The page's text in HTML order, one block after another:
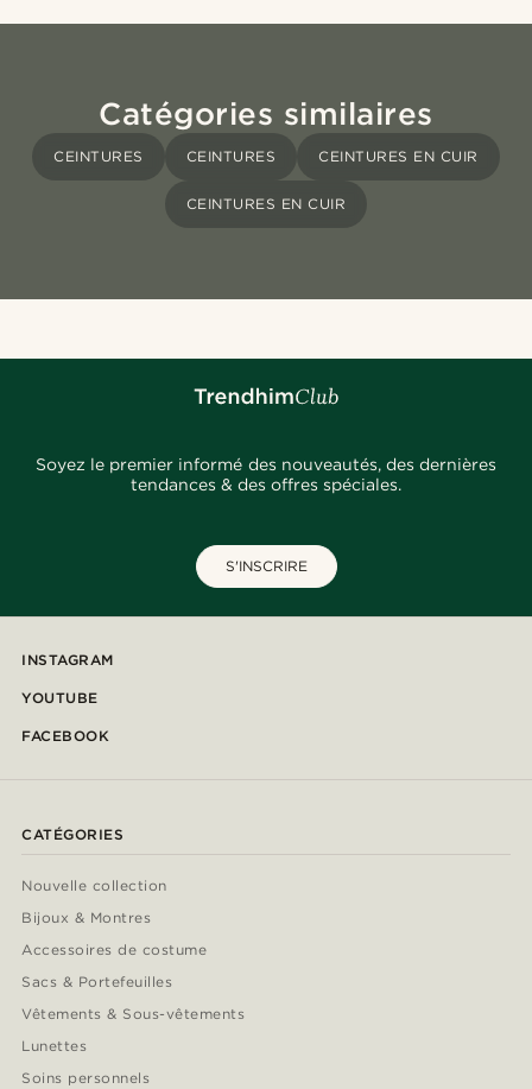
Catégories similaires
CEINTURES CEINTURES CEINTURES EN CUIR
CEINTURES EN CUIR
Soyez le premier informé des nouveautés, des dernières
tendances & des offres spéciales.
S'INSCRIRE
INSTAGRAM
YOUTUBE
FACEBOOK
CATÉGORIES
Nouvelle collection
Bijoux & Montres
Accessoires de costume
Sacs & Portefeuilles
Vêtements & Sous-vêtements
Lunettes
Soins personnels